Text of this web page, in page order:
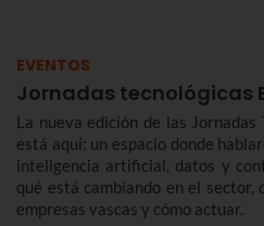
EVENTOS
Jornadas tecnológicas
La nueva edición de las
está aquí: un espacio donde
inteligencia artificial, datos y
qué está cambiando en el
empresas vascas y cómo actuar.